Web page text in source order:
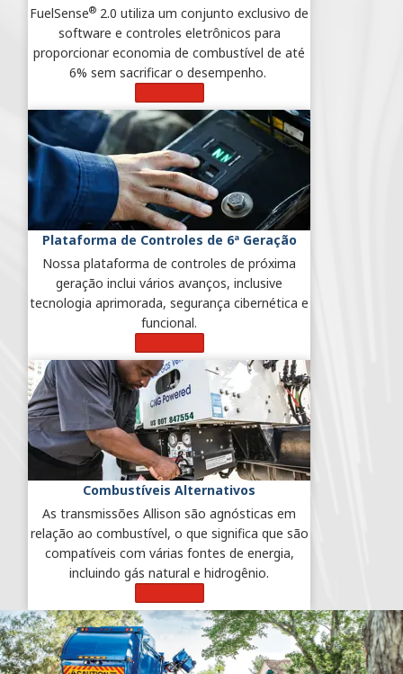
FuelSense® 2.0 utiliza um conjunto exclusivo de
software e controles eletrônicos para
proporcionar economia de combustível de até
6% sem sacrificar o desempenho.
Plataforma de Controles de 6ª Geração
Nossa plataforma de controles de próxima
geração inclui vários avanços, inclusive
tecnologia aprimorada, segurança cibernética e
funcional.
Combustíveis Alternativos
As transmissões Allison são agnósticas em
relação ao combustível, o que significa que são
compatíveis com várias fontes de energia,
incluindo gás natural e hidrogênio.